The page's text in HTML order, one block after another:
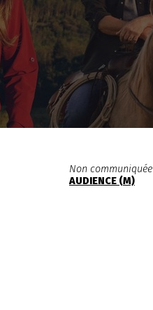
Non communiquée
AUDIENCE (M)